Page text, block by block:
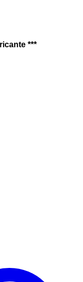
***